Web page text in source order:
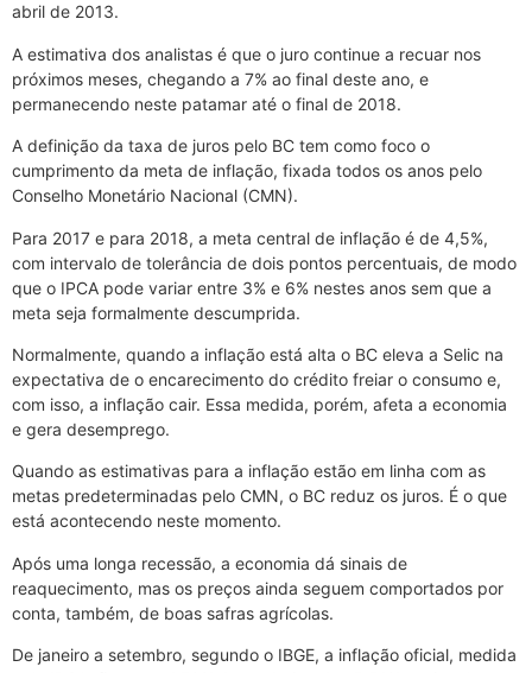
abril de 2013.
A estimativa dos analistas é que o juro continue a recuar nos
próximos meses, chegando a 7% ao final deste ano, e
permanecendo neste patamar até o final de 2018.
A definição da taxa de juros pelo BC tem como foco o
cumprimento da meta de inflação, fixada todos os anos pelo
Conselho Monetário Nacional (CMN).
Para 2017 e para 2018, a meta central de inflação é de 4,5%,
com intervalo de tolerância de dois pontos percentuais, de modo
que o IPCA pode variar entre 3% e 6% nestes anos sem que a
meta seja formalmente descumprida.
Normalmente, quando a inflação está alta o BC eleva a Selic na
expectativa de o encarecimento do crédito freiar o consumo e,
com isso, a inflação cair. Essa medida, porém, afeta a economia
e gera desemprego.
Quando as estimativas para a inflação estão em linha com as
metas predeterminadas pelo CMN, o BC reduz os juros. É o que
está acontecendo neste momento.
Após uma longa recessão, a economia dá sinais de
reaquecimento, mas os preços ainda seguem comportados por
conta, também, de boas safras agrícolas.
De janeiro a setembro, segundo o IBGE, a inflação oficial, medida